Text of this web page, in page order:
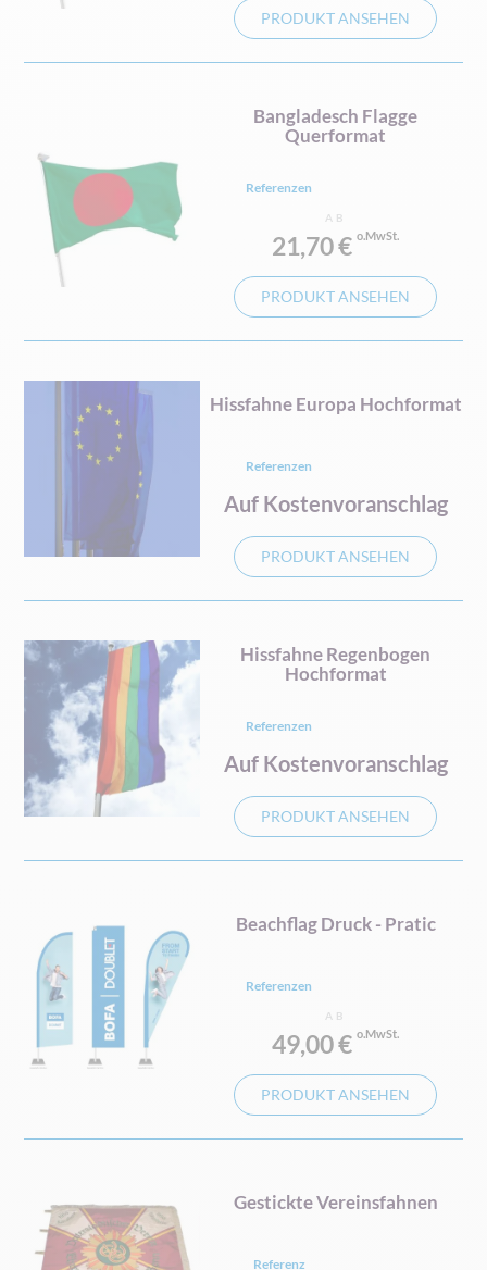
PRODUKT ANSEHEN
Bangladesch Flagge
Querformat
Referenzen
AB
21,70 €
PRODUKT ANSEHEN
Hissfahne Europa Hochformat
Referenzen
Auf Kostenvoranschlag
PRODUKT ANSEHEN
Hissfahne Regenbogen
Hochformat
Referenzen
Auf Kostenvoranschlag
PRODUKT ANSEHEN
Beachflag Druck - Pratic
Referenzen
AB
49,00 €
PRODUKT ANSEHEN
Gestickte Vereinsfahnen
Referenz